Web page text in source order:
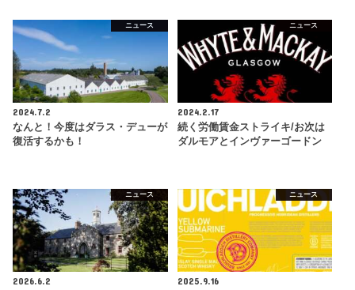
ニュース
2024.7.2
なんと！今度はダラス・デューが
復活するかも！
ニュース
2024.2.17
続く労働賃金ストライキ/お次は
ダルモアとインヴァーゴードン
ニュース
2026.6.2
ニュース
2025.9.16